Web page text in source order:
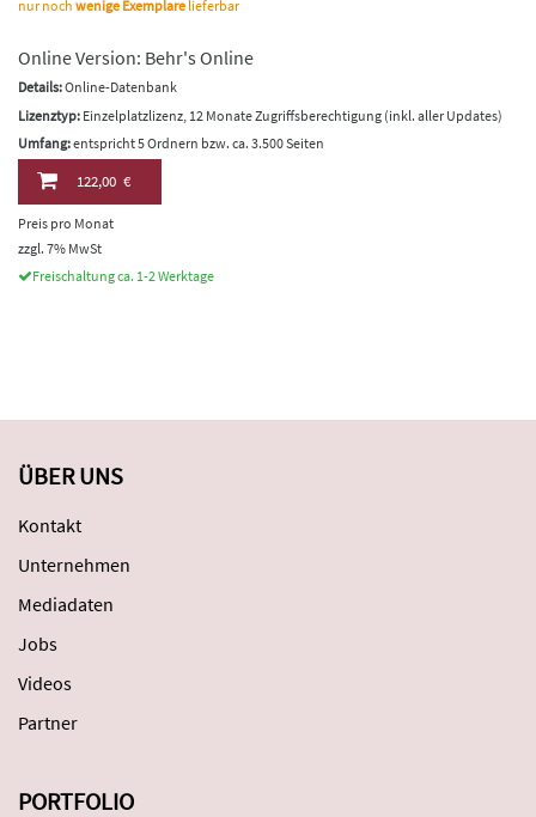
nur noch wenige Exemplare lieferbar
Online Version: Behr's Online
Details:Online-Datenbank
Lizenztyp: Einzelplatzlizenz, 12 Monate Zugriffsberechtigung (inkl. aller Updates)
Umfang:entspricht 5 Ordnern bzw. ca. 3.500 Seiten
122,00 €
Preis pro Monat
zzgl. 7% MwSt
Freischaltung ca. 1-2 Werktage
ÜBER UNS
Kontakt
Unternehmen
Mediadaten
Jobs
Videos
Partner
PORTFOLIO